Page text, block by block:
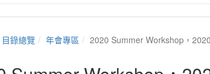
目錄總覽 年會專區 2020 Summer Workshop，